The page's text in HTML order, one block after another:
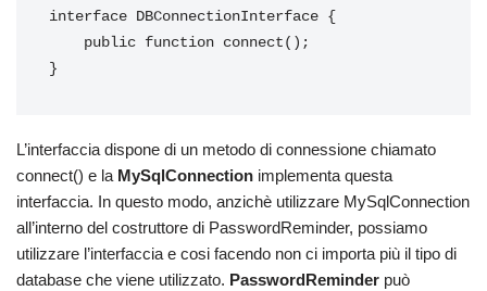
interface DBConnectionInterface {
}
L’interfaccia dispone di un metodo di connessione chiamato
connect() e la MySqlConnection implementa questa
interfaccia. In questo modo, anzichè utilizzare MySqlConnection
all’interno del costruttore di PasswordReminder, possiamo
utilizzare l’interfaccia e cosi facendo non ci importa più il tipo di
database che viene utilizzato. PasswordReminder può